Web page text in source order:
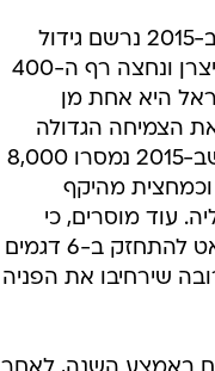
במותג הספרדי מציינים כי ב-2015 נרשם גידול
בביקוש לכלי רכב מקרב היצרן ונחצה רף ה-400
היא אחת מן
הצמיחה הגדולה
ביותר בשנים האחרונות כשב-2015 נמסרו 8,000
וכמחצית מהיקף
עוד מוסרים, כי
בשנים הקרובות, צפויה סיאט להתחזק ב-6 דגמים
שירחיבו את הפניה